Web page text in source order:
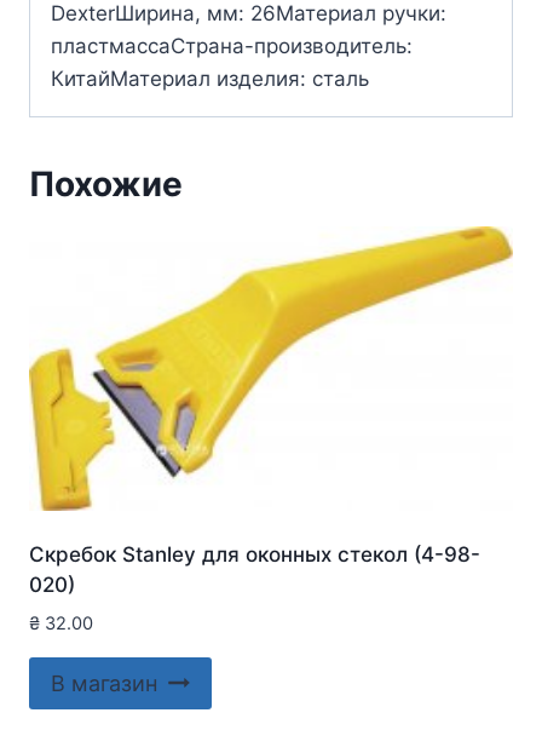
DexterШирина, мм: 26Материал ручки:
пластмассаСтрана-производитель:
КитайМатериал изделия: сталь
Похожие
Скребок Stanley для оконныx стекол (4-98-
020)
₴ 32.00
В магазин